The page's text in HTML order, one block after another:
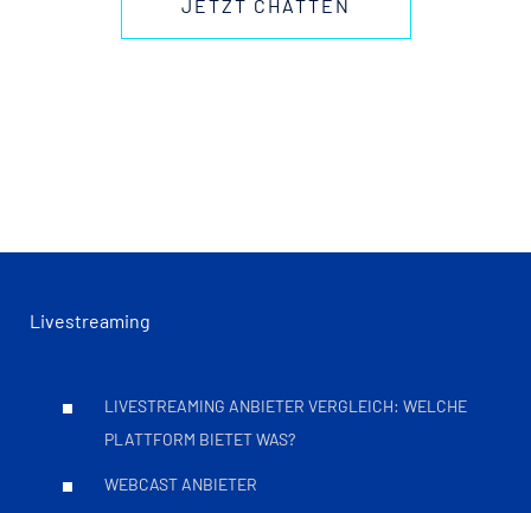
JETZT CHATTEN
Livestreaming
LIVESTREAMING ANBIETER VERGLEICH: WELCHE
PLATTFORM BIETET WAS?
WEBCAST ANBIETER